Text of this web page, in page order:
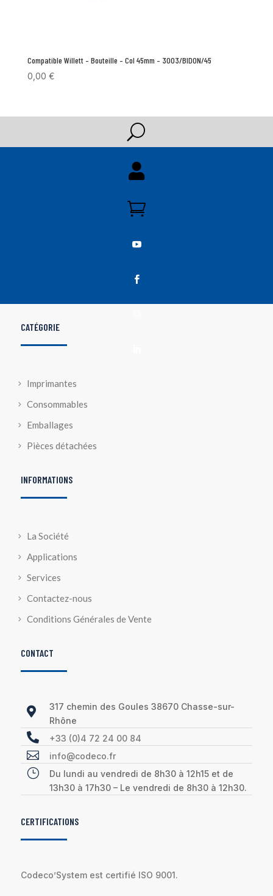
Compatible Willett – Bouteille – Col 45mm – 3003/BIDON/45
0,00 €
U




CATÉGORIE
Imprimantes
Consommables
Emballages
Pièces détachées
INFORMATIONS
La Société
Applications
Services
Contactez-nous
Conditions Générales de Vente
CONTACT

317 chemin des Goules 38670 Chasse-sur-
Rhône
 +33 (0)4 72 24 00 84
 info@codeco.fr
}
Du lundi au vendredi de 8h30 à 12h15 et de
13h30 à 17h30 – Le vendredi de 8h30 à 12h30.
CERTIFICATIONS
Codeco’System est certifié ISO 9001.